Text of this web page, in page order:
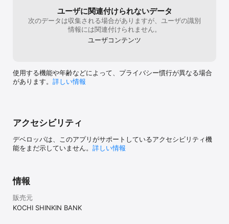
ユーザに関連付けられないデータ
次のデータは収集される場合がありますが、ユーザの識別
情報には関連付けられません。
ユーザコンテンツ
使用する機能や年齢などによって、プライバシー慣行が異なる場合
があります。 詳しい情報
アクセシビリティ
デベロッパは、このアプリがサポートしているアクセシビリティ機
能をまだ示していません。 詳しい情報
情報
販売元
KOCHI SHINKIN BANK